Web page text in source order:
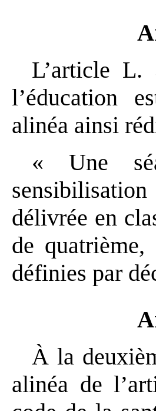
L’article L.
l’éducation
alinéa ainsi
« Une
sensibilisation
délivrée en
de quatrième,
définies par
À la
alinéa de